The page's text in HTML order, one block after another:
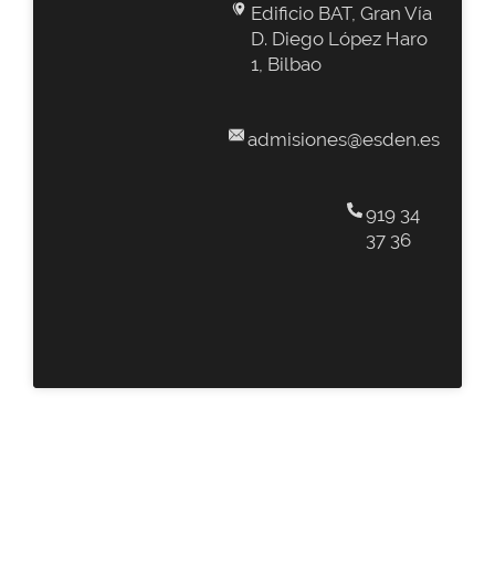
Edificio BAT, Gran Vía
D. Diego López Haro
1, Bilbao
admisiones@esden.es
919 34
37 36